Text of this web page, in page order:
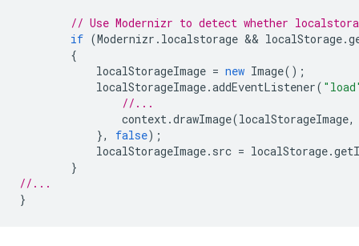
// Use Modernizr to detect whether
if (Modernizr . localstorage && localStorage.
{
localStorageImage = new Image();
localStorageImage.addEventListener(
//...
context.drawImage(localStorageImage,
},
false);
localStorageImage. src = localStorage.
}
//...
}